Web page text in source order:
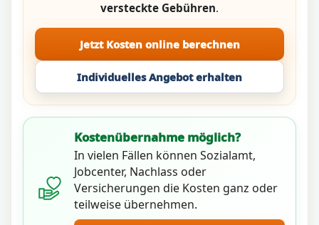
versteckte Gebühren.
Jetzt Kosten online berechnen
Individuelles Angebot erhalten
Kostenübernahme möglich?
In vielen Fällen können Sozialamt,
Jobcenter, Nachlass oder
Versicherungen die Kosten ganz oder
teilweise übernehmen.